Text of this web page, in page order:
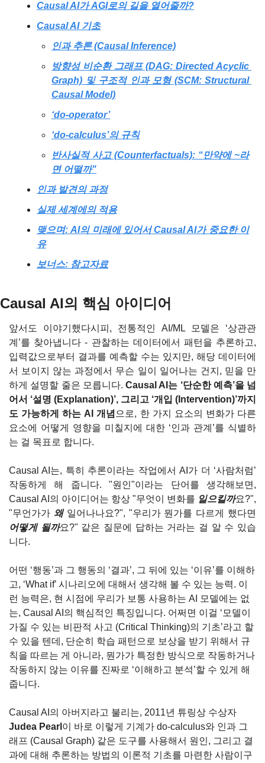
Causal AI가 AGI로의 길을 열어줄까?
Causal AI 기초
인과 추론 (Causal Inference)
방향성 비순환 그래프 (DAG: Directed Acyclic
Graph) 및 구조적 인과 모형 (SCM: Structural
Causal Model)
‘do-operator’
‘do-calculus’의 규칙
반사실적 사고 (Counterfactuals): “만약에 ~라
면 어떨까"
인과 발견의 과정
실제 세계에의 적용
맺으며: AI의 미래에 있어서 Causal AI가 중요한 이
유
보너스: 참고자료
Causal AI의 핵심 아이디어
앞서도 이야기했다시피, 전통적인 AI/ML 모델은 ‘상관관
계’를 찾아냅니다 - 관찰하는 데이터에서 패턴을 추론하고,
입력값으로부터 결과를 예측할 수는 있지만, 해당 데이터에
서 보이지 않는 과정에서 무슨 일이 일어나는 건지, 믿을 만
하게 설명할 줄은 모릅니다. Causal AI는 ‘단순한 예측’을 넘
어서 ‘설명 (Explanation)’, 그리고 ‘개입 (Intervention)’까지
도 가능하게 하는 AI 개념 으로, 한 가지 요소의 변화가 다른
요소에 어떻게 영향을 미칠지에 대한 ‘인과 관계’를 식별하
는 걸 목표로 합니다.
Causal AI는, 특히 추론이라는 작업에서 AI가 더 ‘사람처럼’
작동하게 해 줍니다. "원인"이라는 단어를 생각해보면,
Causal AI의 아이디어는 항상 "무엇이 변화를 일으킬까요?",
"무언가가 왜
어떻게 될까요?" 같은 질문에 답하는 거라는 걸 알 수 있습
니다.
어떤 ‘행동’과 그 행동의 ‘결과’, 그 뒤에 있는 ‘이유’를 이해하
고, ‘What if’ 시나리오에 대해서 생각해 볼 수 있는 능력. 이
런 능력은, 현 시점에 우리가 보통 사용하는 AI 모델에는 없
는, Causal AI의 핵심적인 특징입니다. 어쩌면 이걸 ‘모델이
가질 수 있는 비판적 사고 (Critical Thinking)의 기초’라고 할
수 있을 텐데, 단순히 학습 패턴으로 보상을 받기 위해서 규
칙을 따르는 게 아니라, 뭔가가 특정한 방식으로 작동하거나
작동하지 않는 이유를 진짜로 ‘이해하고 분석’할 수 있게 해
줍니다.
Judea Pearl 이 바로 이렇게 기계가 do-calculus와 인과 그
래프 (Causal Graph) 같은 도구를 사용해서 원인, 그리고 결
과에 대해 추론하는 방법의 이론적 기초를 마련한 사람이구